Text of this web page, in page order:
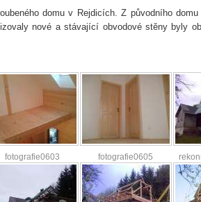
domu v Rejdicích. Z původního
nové a stávající obvodové stěny byly
fotografie0603 fotografie0605